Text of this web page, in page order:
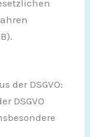
der DSGVO:
DSGVO